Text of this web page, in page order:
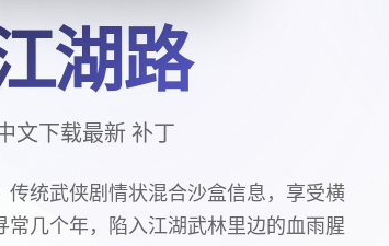
湖路
文下载最新 补丁
传统武侠剧情状混合沙盒信息，享受横
几个年，陷入江湖武林里边的血雨腥